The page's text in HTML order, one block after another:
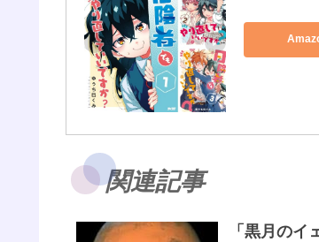
関連記事
「黒月のイ